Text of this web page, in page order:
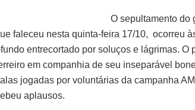
O sepultamento do
faleceu nesta quinta-feira 17/10, ocorreu
entrecortado por soluços e lágrimas.
em companhia de seu inseparável
jogadas por voluntárias da campanha
aplausos.